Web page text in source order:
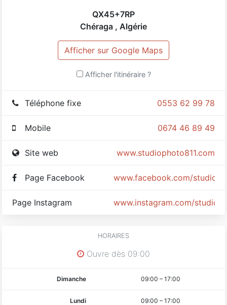
QX45+7RP
Chéraga , Algérie
Afficher sur Google Maps
Afficher l'itinéraire ?
0553 62 99 78
Téléphone fixe
0674 46 89 49
Mobile
www.studiophoto811.com
Site web
www.facebook.com/
Page Facebook
www.instagram.com/
Page Instagram
HORAIRES
Ouvre dès 09:00
Dimanche 09:00 – 17:00
Lundi 09:00 – 17:00